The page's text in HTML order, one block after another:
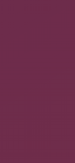
de
dans le
: position